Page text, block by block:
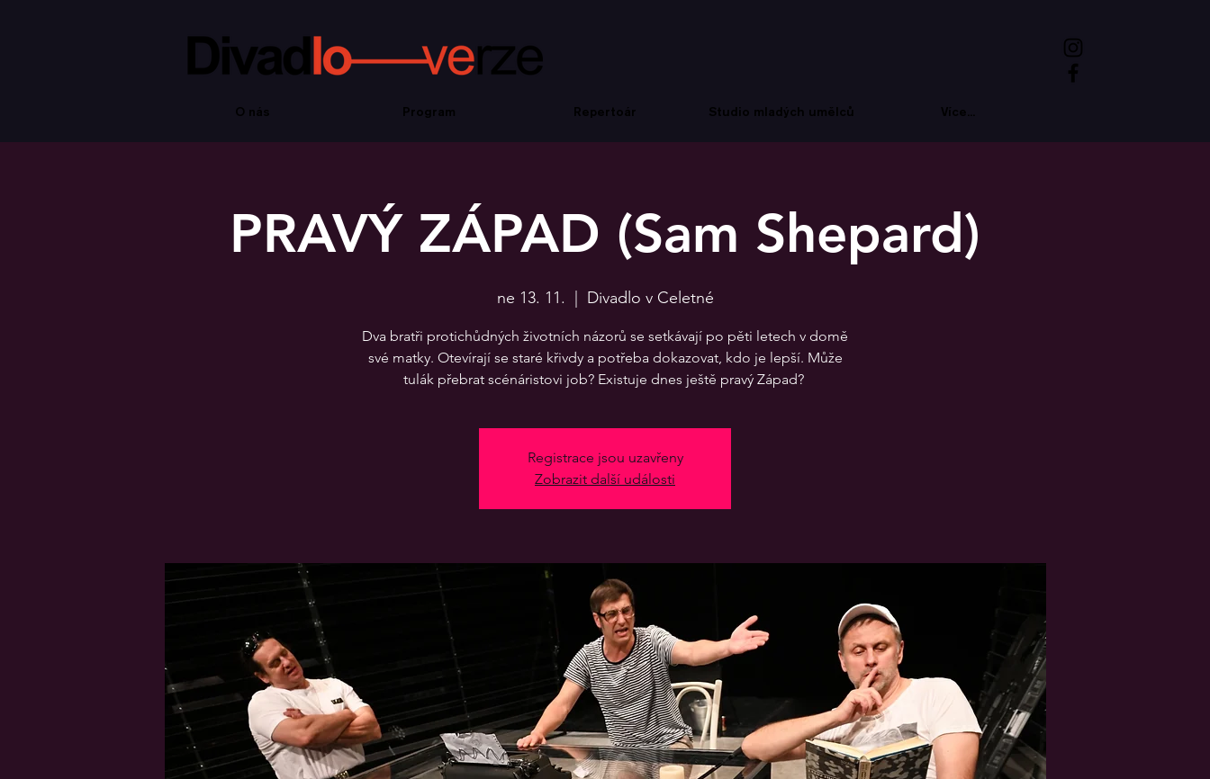
O nás Program Repertoár Studio mladých umělců Více...
PRAVÝ ZÁPAD (Sam Shepard)
ne 13. 11. Divadlo v Celetné
Dva bratři protichůdných životních názorů se setkávají po pěti letech v domě
své matky. Otevírají se staré křivdy a potřeba dokazovat, kdo je lepší. Může
tulák přebrat scénáristovi job? Existuje dnes ještě pravý Západ?
Registrace jsou uzavřeny
Zobrazit další události